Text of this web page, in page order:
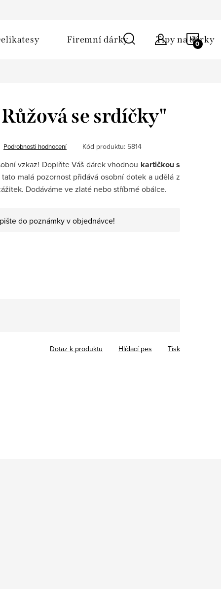
Firemní dárky Tipy na dárky
se srdíčky"
Podrobnosti hodnocení Kód produktu: 5814
vzkaz! Doplňte Váš dárek vhodnou kartičkou s
malá pozornost přidává osobní dotek a udělá z
Dodáváme ve zlaté nebo stříbrné obálce.
do poznámky v objednávce!
Tisk
Dotaz k produktu Hlídací pes